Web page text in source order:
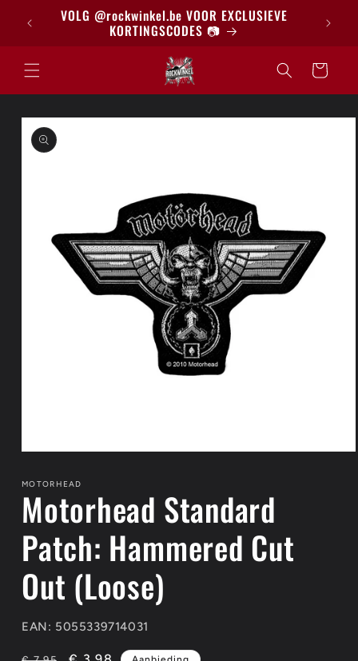
naar deVOLG @rockwinkel.be VOOR EXCLUSIEVE
KORTINGSCODES 📷
Winkelwagen
direct naar
openen
modaal
MOTORHEAD
Motorhead Standard
Patch: Hammered Cut
Out (Loose)
EAN: 5055339714031